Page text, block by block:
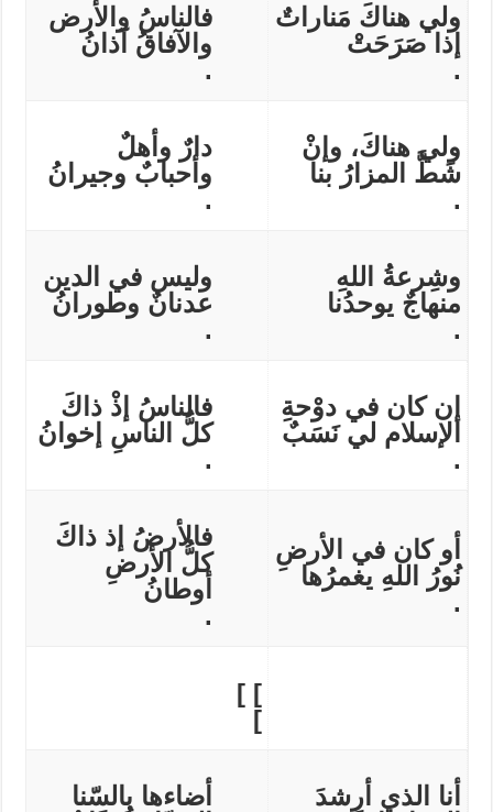
ولي هناكَ مَناراتٌ
إذا صَرَحَتْ
.
فالناسُ والأرض
والآفاقُ آذانُ
.
ولي هناكَ، وإنْ
شَطَّ المزارُ بنا
.
دارٌ وأهلٌ
وأحبابٌ وجيرانُ
.
وشِرعةُ اللهِ
منهاجٌ يوحدُنا
.
وليس في الدين
عدنانٌ وطورانُ
.
إن كان في دوْحةِ
الإسلام لي نَسَبٌ
.
فالناسُ إذْ ذاكَ
كلُّ الناسِ إخوانُ
.
أو كان في الأرضِ
نُورُ اللهِ يغمرُها
.
فالأرضُ إذ ذاكَ
كلُّ الأرضِ
أوطانُ
.
]
]
]
أنا الذي أرشدَ
أضاءها بالسّنا